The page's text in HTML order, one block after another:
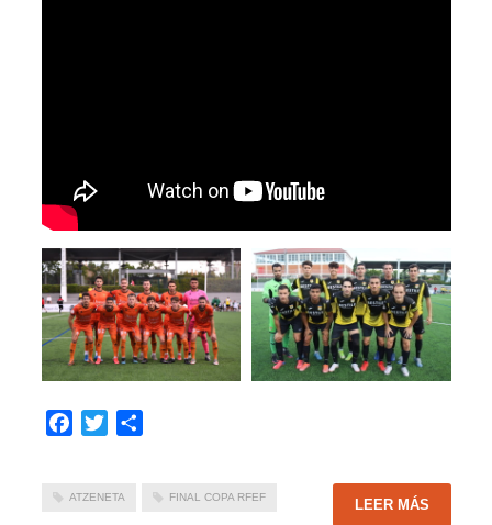
Facebook
Twitter
ATZENETA FINAL COPA RFEF LEER MÁS